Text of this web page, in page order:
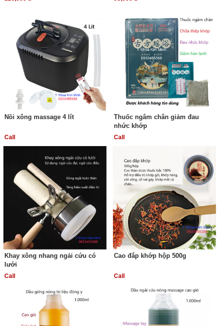
Nồi xông massage 4 lít
Call
Thuốc ngâm chân giảm đau
nhức khớp
Call
Khay xông nhang ngải cứu có
lưới
Call
Cao đắp khớp hộp 500g
Call